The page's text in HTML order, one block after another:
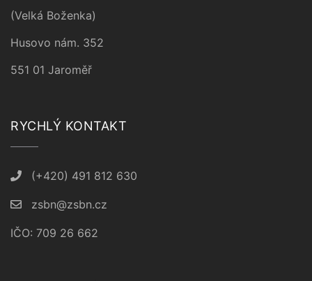
(Velká Boženka)
Husovo nám. 352
551 01 Jaroměř
RYCHLÝ KONTAKT
(+420) 491 812 630
zsbn@zsbn.cz
IČO: 709 26 662